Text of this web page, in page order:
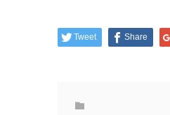
Tweet Share